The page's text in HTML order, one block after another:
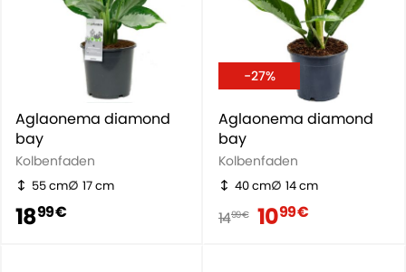
Aglaonema diamond
bay
Kolbenfaden
55 cm 17 cm
1899 €
-27%
Aglaonema diamond
bay
Kolbenfaden
40 cm 14 cm
1499 € 1099 €